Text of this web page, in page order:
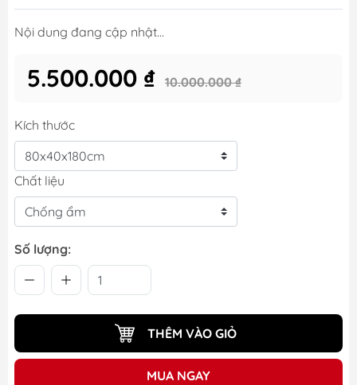
Nội dung đang cập nhật...
5.500.000 ₫ 10.000.000 ₫
Kích thước
Chất liệu
Số lượng:
THÊM VÀO GIỎ
MUA NGAY